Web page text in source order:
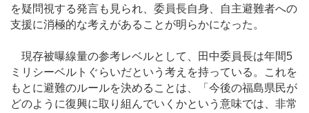
を疑問視する発言も見られ、委員長自身、自主避難者への
支援に消極的な考えがあることが明らかになった。
現存被曝線量の参考レベルとして、田中委員長は年間5
ミリシーベルトぐらいだという考えを持っている。これを
もとに避難のルールを決めることは、「今後の福島県民が
どのように復興に取り組んでいくかという意味では、非常